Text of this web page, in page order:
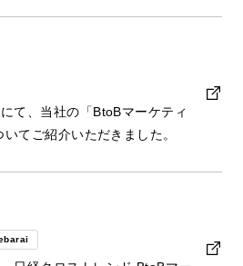
て、当社の「BtoBマーケティ
てご紹介いただきました。